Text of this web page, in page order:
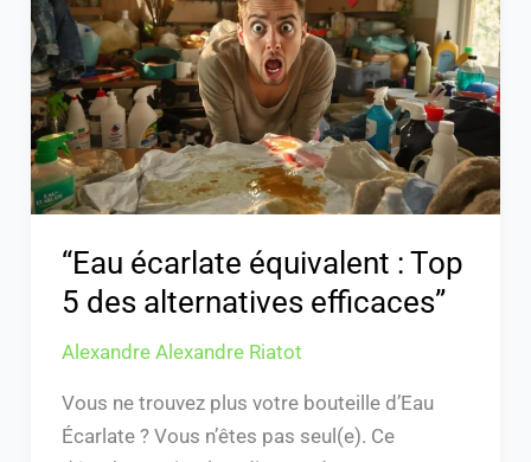
“Eau écarlate équivalent : Top
5 des alternatives efficaces”
Alexandre Alexandre Riatot
Vous ne trouvez plus votre bouteille d’Eau
Écarlate ? Vous n’êtes pas seul(e). Ce
:
Top
5
des
alternatives
efficaces”